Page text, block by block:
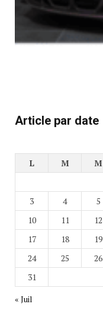
Article par date
L
M M
3
4 5
10
11 12
17
18 19
24
25 26
31
« Juil